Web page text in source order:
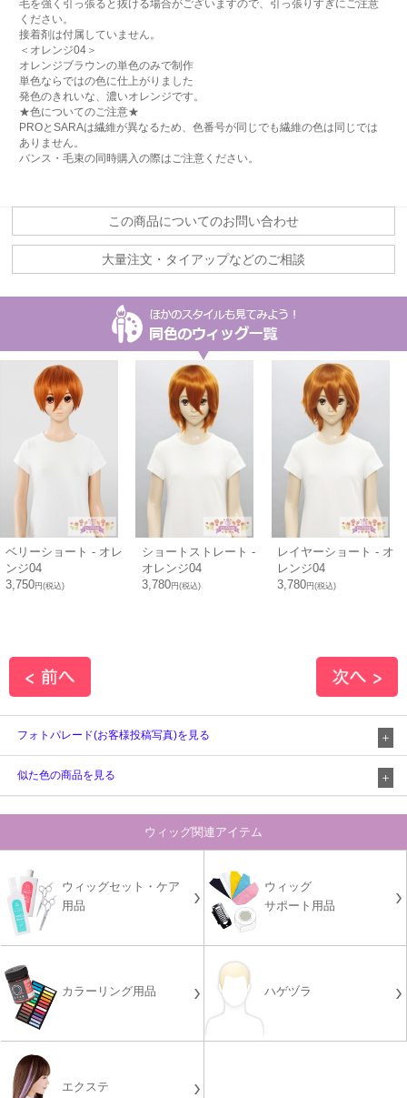
毛を強く引っ張ると抜ける場合がございますので、引っ張りすぎにご注意
ください。
接着剤は付属していません。
＜オレンジ04＞
オレンジブラウンの単色のみで制作
単色ならではの色に仕上がりました
発色のきれいな、濃いオレンジです。
★色についてのご注意★
PROとSARAは繊維が異なるため、色番号が同じでも繊維の色は同じでは
ありません。
バンス・毛束の同時購入の際はご注意ください。
この商品についてのお問い合わせ
大量注文・タイアップなどのご相談
ベリーショート - オレ
ンジ04
3,750円(税込)
ショートストレート -
オレンジ04
3,780円(税込)
レイヤーショート - オ
レンジ04
3,780円(税込)
フォトパレード(お客様投稿写真)を見る
似た色の商品を見る
ウィッグ関連アイテム
ウィッグセット・ケア
用品
ウィッグ
サポート用品
カラーリング用品 ハゲヅラ
エクステ